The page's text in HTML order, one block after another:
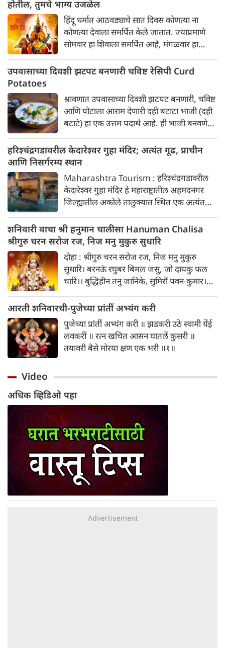
होतील, तुमचे भाग्य उजळेल
हिंदू धर्मात आठवड्याचे सात दिवस कोणत्या ना
कोणत्या देवाला समर्पित केले जातात. ज्याप्रमाणे
सोमवार हा शिवाला समर्पित आहे, मंगळवार हा
आहे, त्याचप्रमाणे शनिवार हा शनिदेवाला समर्पित
म्हटले जाते की आपल्या कर्मानुसार केवळ शनिदेवच
चांगले आणि वाईट फळ देतात. शनिदेवाचे नाव
ऐकताच लोकांच्या मनात भीती निर्माण होते. धार्मिक
मान्यतेनुसार शनिदेव आपल्या चांगल्या-वाईट कर्मांचे
फळ देतात. जीवनात वाईट कर्म करणाऱ्या व्यक्तीला
शनिदेवाच्या प्रकोपाचा सामना करावा लागतो. त्यामुळे
त्यांना प्रसन्न करण्यासाठी शनिवार हा सर्वोत्तम दिवस
मानला जातो. असे म्हटले जाते की शनिवारी हा उपाय
केल्यास केवळ शनिदेवाची कृपाच होत नाही तर सर्व
प्रकारच्या संकटांचा नाश होतो. चला तर मग जाणून
उपवासाच्या दिवशी झटपट बनणारी चविष्ट रेसिपी Curd
Potatoes
श्रावणात उपवासाच्या दिवशी झटपट बनणारी, चविष्ट
आणि पोटाला आराम देणारी दही बटाटा भाजी (दही
बटाटे) हा एक उत्तम पदार्थ आहे. ही भाजी बनवणे
हरिश्चंद्रगडावरील केदारेश्वर गुहा मंदिर; अत्यंत गूढ, प्राचीन
आणि निसर्गरम्य स्थान
Maharashtra Tourism : हरिश्चंद्रगडावरील
केदारेश्वर गुहा मंदिर हे महाराष्ट्रातील अहमदनगर
जिल्ह्यातील अकोले तालुक्यात स्थित एक अत्यंत
भगवान शिवाला समर्पित असून तेथील पिंडी आणि
नैसर्गिक रचना पर्यटकांचे मोठे आकर्षण आहे.
शनिवारी वाचा श्री हनुमान चालीसा Hanuman Chalisa
श्रीगुरु चरन सरोज रज, निज मनु मुकुरु सुधारि
दोहा : श्रीगुरु चरन सरोज रज, निज मनु मुकुरु
सुधारि। बरनऊं रघुबर बिमल जसु, जो दायकु फल
चारि।। बुद्धिहीन तनु जानिके, सुमिरौं पवन-कुमार।
आरती शनिवारची-पुजेच्या प्रांतीं अभ्यंग करी
पुजेच्या प्रांतीं अभ्यंग करी ॥ झडकरी उठे स्वामी येंई
लवकरीं ॥ रत्‍न खचित आसन घातलें कुसरी ॥
तयावरी बैसे मोरया क्षण एक भरी ॥१॥
Video
अधिक व्हिडिओ पहा